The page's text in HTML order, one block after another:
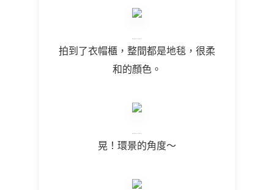
拍到了衣帽櫃，整間都是地毯，很柔
和的顏色。
晃！環景的角度～